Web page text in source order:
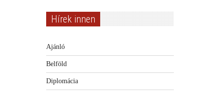
Hírek innen
Ajánló
Belföld
Diplomácia